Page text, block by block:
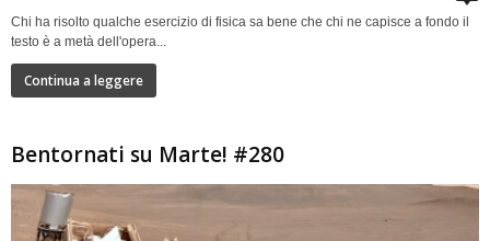
Chi ha risolto qualche esercizio di fisica sa bene che chi ne capisce a fondo il
testo è a metà dell'opera...
Continua a leggere
Bentornati su Marte! #280